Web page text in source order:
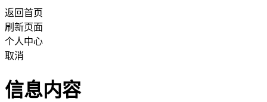
返回首页
刷新页面
个人中心
取消
信息内容